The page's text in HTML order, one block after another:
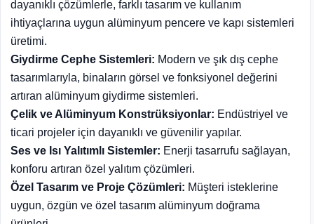
dayanıklı çözümlerle, farklı tasarım ve kullanım
ihtiyaçlarına uygun alüminyum pencere ve kapı sistemleri
üretimi.
Giydirme Cephe Sistemleri: Modern ve şık dış cephe
tasarımlarıyla, binaların görsel ve fonksiyonel değerini
artıran alüminyum giydirme sistemleri.
Çelik ve Alüminyum Konstrüksiyonlar: Endüstriyel ve
ticari projeler için dayanıklı ve güvenilir yapılar.
Ses ve Isı Yalıtımlı Sistemler: Enerji tasarrufu sağlayan,
konforu artıran özel yalıtım çözümleri.
Özel Tasarım ve Proje Çözümleri: Müşteri isteklerine
uygun, özgün ve özel tasarım alüminyum doğrama